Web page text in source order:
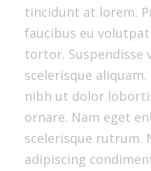
tincidunt at lorem.
faucibus eu
tortor. Suspendisse
scelerisque
nibh ut dolor
ornare. Nam eget
scelerisque rutrum.
adipiscing